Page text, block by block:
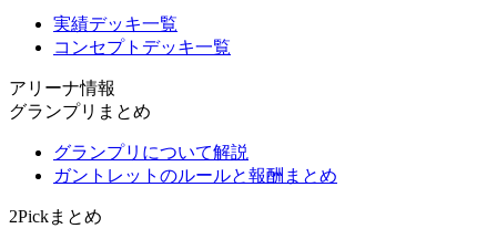
実績デッキ一覧
コンセプトデッキ一覧
アリーナ情報
グランプリまとめ
グランプリについて解説
ガントレットのルールと報酬まとめ
2Pickまとめ